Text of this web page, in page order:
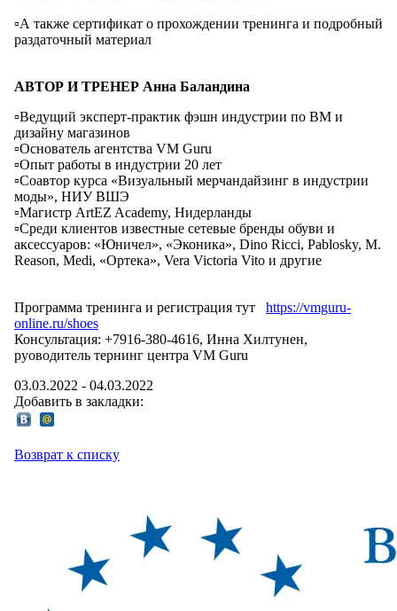
▫️А также сертификат о прохождении тренинга и подробный
раздаточный материал
АВТОР И ТРЕНЕР Анна Баландина
▫️Ведущий эксперт-практик фэшн индустрии по ВМ и
дизайну магазинов
▫️Основатель агентства VM Guru
▫️Опыт работы в индустрии 20 лет
▫️Соавтор курса «Визуальный мерчандайзинг в индустрии
моды», НИУ ВШЭ
▫️Магистр АrtEZ Academy, Нидерланды
▫️Среди клиентов известные сетевые бренды обуви и
аксессуаров: «Юничел», «Эконика», Dino Ricci, Pablosky, M.
Reason, Medi, «Ортека», Vera Victoria Vito и другие
Программа тренинга и регистрация тут https://vmguru-
online.ru/shoes
Консультация: +7916-380-4616, Инна Хилтунен,
руоводитель тернинг центра VM Guru
03.03.2022 - 04.03.2022
Добавить в закладки:
Возврат к списку